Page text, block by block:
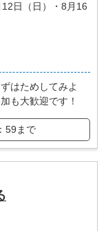
日（日）・8月16
はためしてみよ
も大歓迎です！
59まで